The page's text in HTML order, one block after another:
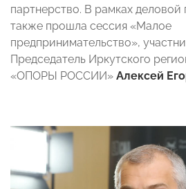
партнерство. В рамках
также прошла сессия «Малое
предпринимательство»,
Председатель Иркутского
«ОПОРЫ РОССИИ» Алексей